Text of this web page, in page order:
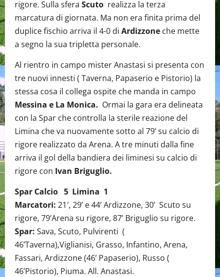
rigore. Sulla sfera Scuto realizza la terza
marcatura di giornata. Ma non era finita prima del
duplice fischio arriva il 4-0 di Ardizzone che mette
a segno la sua tripletta personale.
Al rientro in campo mister Anastasi si presenta con
tre nuovi innesti ( Taverna, Papaserio e Pistorio) la
stessa cosa il collega ospite che manda in campo
Messina e La Monica. Ormai la gara era delineata
con la Spar che controlla la sterile reazione del
Limina che va nuovamente sotto al 79’ su calcio di
rigore realizzato da Arena. A tre minuti dalla fine
arriva il gol della bandiera dei liminesi su calcio di
rigore con Ivan Briguglio.
Spar Calcio 5 Limina 1
Marcatori: 21′, 29’ e 44’ Ardizzone, 30’ Scuto su
rigore, 79’Arena su rigore, 87’ Briguglio su rigore.
Spar: Sava, Scuto, Pulvirenti (
46’Taverna),Viglianisi, Grasso, Infantino, Arena,
Fassari, Ardizzone (46’ Papaserio), Russo (
46’Pistorio), Piuma. All. Anastasi.